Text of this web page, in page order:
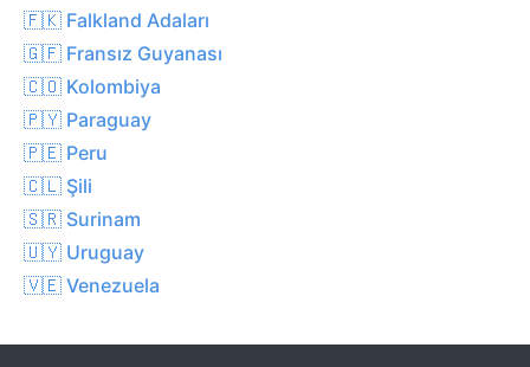
🇫🇰 Falkland Adaları
🇬🇫 Fransız Guyanası
🇨🇴 Kolombiya
🇵🇾 Paraguay
🇵🇪 Peru
🇨🇱 Şili
🇸🇷 Surinam
🇺🇾 Uruguay
🇻🇪 Venezuela